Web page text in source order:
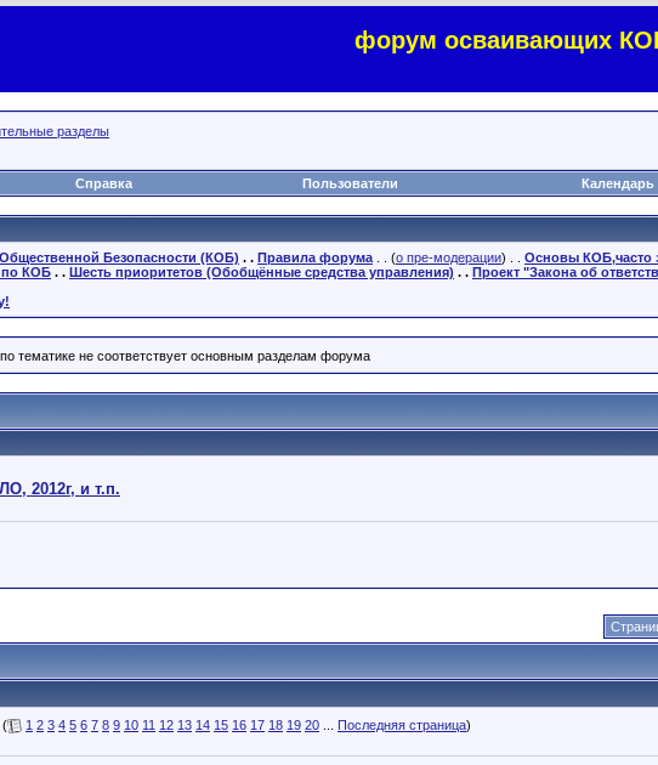
форум осваивающих
разделы
Справка Пользователи Календарь
Безопасности (КОБ) . . Правила форума . . (о пре-модерации) . . Основы КОБ,часто
КОБ . . Шесть приоритетов (Обобщённые средства управления) . . Проект "Закона об
тематике не соответствует основным разделам форума
2012г, и т.п.
( 1 2 3 4 5 6 7 8 9 10 11 12 13 14 15 16 17 18 19 20 Последняя страница)